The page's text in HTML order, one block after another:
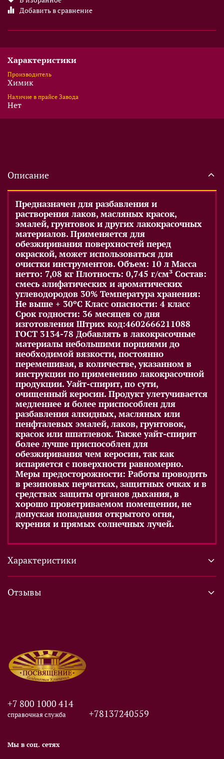
Добавить в сравнение
Характеристики
Производитель
Химик
Наличие в прайсе Завода
Нет
Описание
Предназначен для разбавления и
растворения лаков, масляных красок,
эмалей, грунтовок и других лакокрасочных
материалов. Применяется для
обезжиривания поверхностей перед
окраской, может использоваться для
очистки инструментов. Объем: 10 л Масса
нетто: 7,08 кг Плотность: 0,745 г/см³ Состав:
смесь алифатических и ароматических
углеводородов 30% Температура хранения:
Не выше + 30ºС Класс опасности: 4 класс
Срок годности: 36 месяцев со дня
изготовления Штрих код:4602666211088
ГОСТ 3134-78 Добавлять в лакокрасочные
материалы небольшими порциями до
необходимой вязкости, постоянно
перемешивая, в количестве, указанном в
инструкции по применению лакокрасочной
продукции. Уайт-спирит, по сути,
очищенный керосин. Продукт улетучивается
медленнее и более приспособлен для
разбавления алкидных, масляных или
пенфталевых эмалей, лаков, грунтовок,
красок или шпатлевок. Также уайт-спирит
более лучше приспособлен для
обезжиривания чем керосин, так как
испаряется с поверхности равномерно.
Меры предосторожности: Работы проводить
в резиновых перчатках, защитных очках и в
средствах защиты органов дыхания, в
хорошо проветриваемом помещении, не
допуская попадания открытого огня,
курения и прямых солнечных лучей.
Характеристики
Отзывы
+7 800 1000 414
справочная служба +78137240559
Мы в соц. сетях